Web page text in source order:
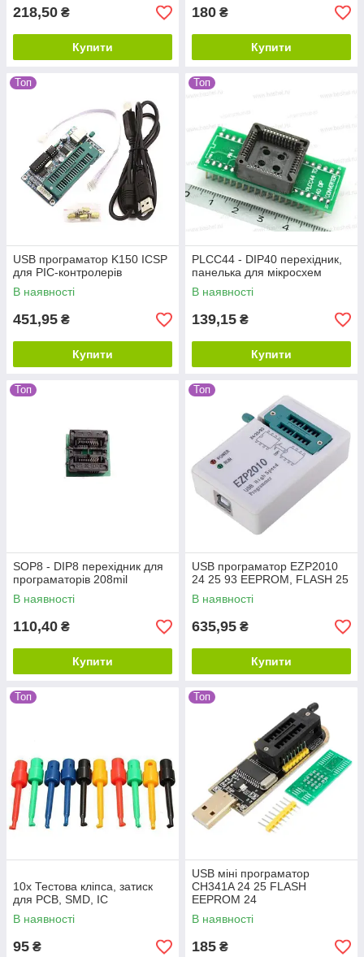
218,50 ₴
Купити
180 ₴
Купити
Топ
USB програматор K150 ICSP
для PIC-контролерів
В наявності
451,95 ₴
Купити
Топ
PLCC44 - DIP40 перехідник,
панелька для мікросхем
В наявності
139,15 ₴
Купити
Топ
SOP8 - DIP8 перехідник для
програматорів 208mil
В наявності
110,40 ₴
Купити
Топ
USB програматор EZP2010
24 25 93 EEPROM, FLASH 25
В наявності
635,95 ₴
Купити
Топ
10x Тестова кліпса, затиск
для PCB, SMD, IC
В наявності
95 ₴
Топ
USB міні програматор
CH341A 24 25 FLASH
EEPROM 24
В наявності
185 ₴